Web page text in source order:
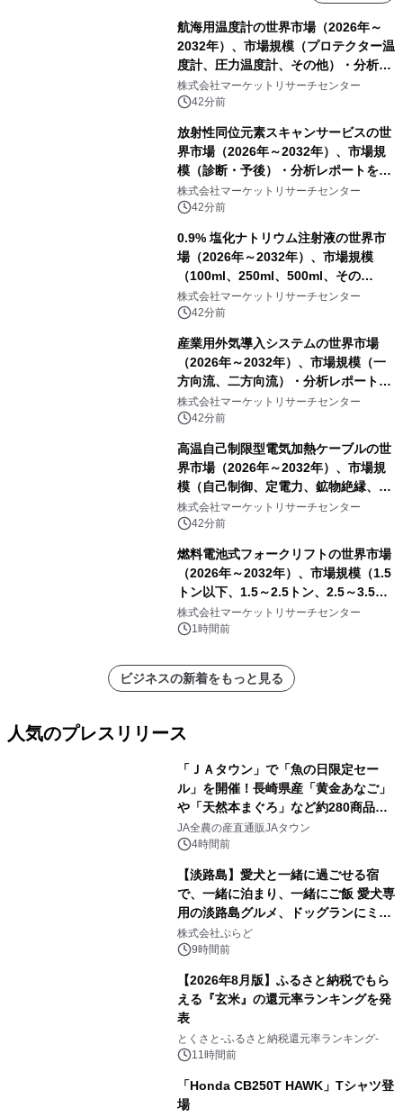
航海用温度計の世界市場（2026年～
2032年）、市場規模（プロテクター温
度計、圧力温度計、その他）・分析レ
ポートを発表
株式会社マーケットリサーチセンター
42分前
放射性同位元素スキャンサービスの世
界市場（2026年～2032年）、市場規
模（診断・予後）・分析レポートを発
表
株式会社マーケットリサーチセンター
42分前
0.9% 塩化ナトリウム注射液の世界市
場（2026年～2032年）、市場規模
（100ml、250ml、500ml、その
他）・分析レポートを発表
株式会社マーケットリサーチセンター
42分前
産業用外気導入システムの世界市場
（2026年～2032年）、市場規模（一
方向流、二方向流）・分析レポートを
発表
株式会社マーケットリサーチセンター
42分前
高温自己制限型電気加熱ケーブルの世
界市場（2026年～2032年）、市場規
模（自己制御、定電力、鉱物絶縁、表
皮効果）・分析レポートを発表
株式会社マーケットリサーチセンター
42分前
燃料電池式フォークリフトの世界市場
（2026年～2032年）、市場規模（1.5
トン以下、1.5～2.5トン、2.5～3.5ト
ン、3.5～5.0トン、その他）・分析レ
ポートを発表
株式会社マーケットリサーチセンター
1時間前
ビジネスの新着をもっと見る
人気のプレスリリース
「ＪＡタウン」で「魚の日限定セー
ル」を開催！長崎県産「黄金あなご」
や「天然本まぐろ」など約280商品を
販売！～毎月１０日の定例企画～
JA全農の産直通販JAタウン
4時間前
【淡路島】愛犬と一緒に過ごせる宿
で、一緒に泊まり、一緒にご飯 愛犬専
用の淡路島グルメ、ドッグランにミニ
プール グランピングとトレーラーハウ
スの2施設で
株式会社ぷらど
9時間前
【2026年8月版】ふるさと納税でもら
える『玄米』の還元率ランキングを発
表
とくさと-ふるさと納税還元率ランキング-
11時間前
「Honda CB250T HAWK」Tシャツ登
場